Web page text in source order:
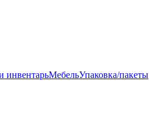
инвентарьМебельУпаковка/пакеты